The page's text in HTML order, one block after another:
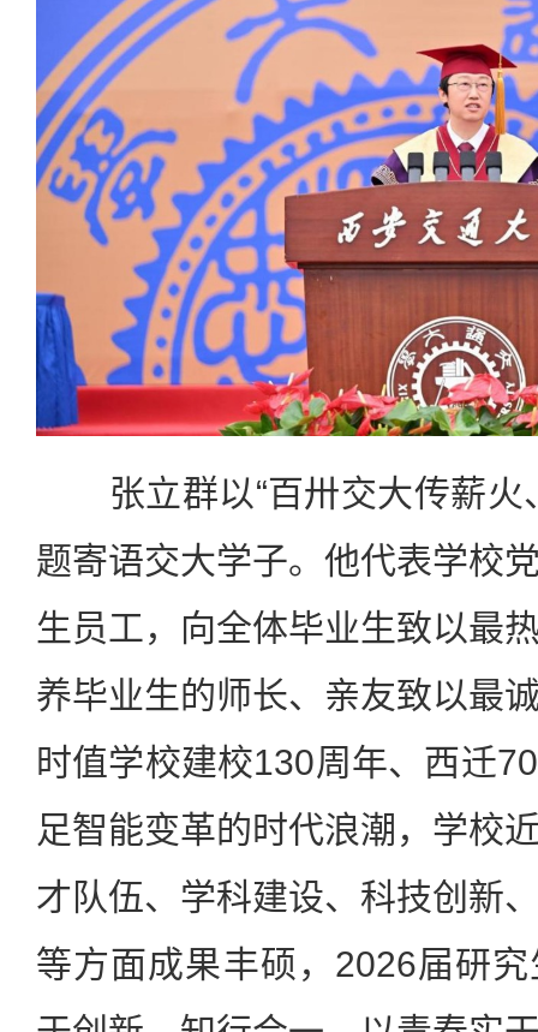
张立群以“百卅交大传薪火
题寄语交大学子。他代表学校
生员工，向全体毕业生致以最
养毕业生的师长、亲友致以最
时值学校建校130周年、西迁
足智能变革的时代浪潮，学校
才队伍、学科建设、科技创新
等方面成果丰硕，2026届研